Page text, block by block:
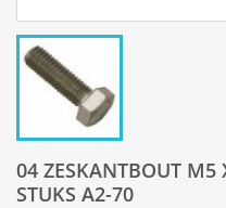
04 ZESKANTBOUT M5
STUKS A2-70